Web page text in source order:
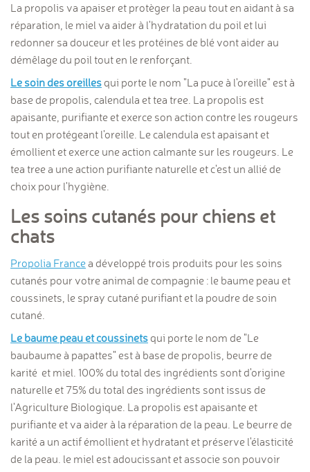
La propolis va apaiser et protèger la peau tout en aidant à sa
réparation, le miel va aider à l'hydratation du poil et lui
redonner sa douceur et les protéines de blé vont aider au
démêlage du poil tout en le renforçant.
Le soin des oreilles qui porte le nom "La puce à l'oreille" est à
base de propolis, calendula et tea tree. La propolis est
apaisante, purifiante et exerce son action contre les rougeurs
tout en protégeant l'oreille. Le calendula est apaisant et
émollient et exerce une action calmante sur les rougeurs. Le
tea tree a une action purifiante naturelle et c'est un allié de
choix pour l'hygiène.
Les soins cutanés pour chiens et
chats
Propolia Francea développé trois produits pour les soins
cutanés pour votre animal de compagnie : le baume peau et
coussinets, le spray cutané purifiant et la poudre de soin
cutané.
Le baume peau et coussinets qui porte le nom de "Le
baubaume à papattes" est à base de propolis, beurre de
karité et miel. 100% du total des ingrédients sont d'origine
naturelle et 75% du total des ingrédients sont issus de
l'Agriculture Biologique. La propolis est apaisante et
purifiante et va aider à la réparation de la peau. Le beurre de
karité a un actif émollient et hydratant et préserve l'élasticité
de la peau. le miel est adoucissant et associe son pouvoir